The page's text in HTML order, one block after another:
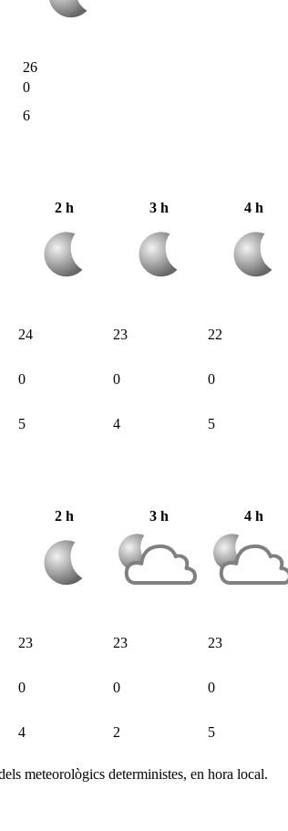
26
0
6
2 h 3 h 4 h
24 23 22
0 0 0
5 4 5
2 h 3 h 4 h
23 23 23
0 0 0
4 2 5
meteorològics deterministes, en hora local.